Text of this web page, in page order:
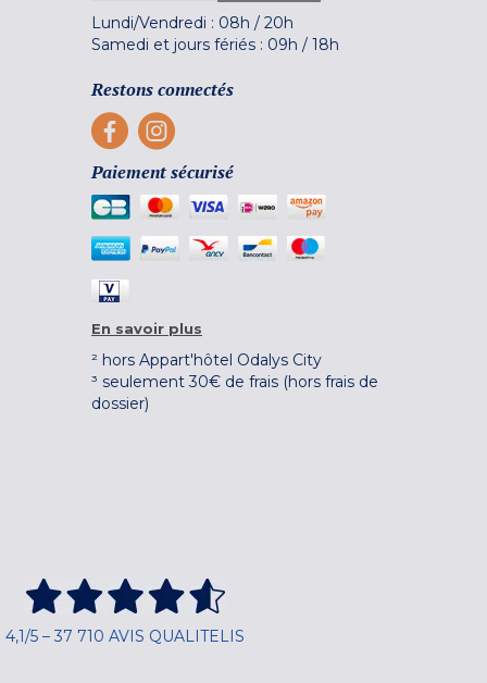
Lundi/Vendredi : 08h / 20h
Samedi et jours fériés : 09h / 18h
Restons connectés
Paiement sécurisé
En savoir plus
² hors Appart'hôtel Odalys City
³ seulement 30€ de frais (hors frais de
dossier)
4,1/5 – 37 710 AVIS QUALITELIS